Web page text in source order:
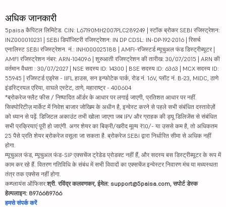
अधिक जानकारी
5paisa कैपिटल लिमिटेड. CIN: L67190MH2007PLC289249 | स्टॉक ब्रोकर SEBI रजिस्ट्रेशन:
INZ000010231 | SEBI डिपॉजिटरी रजिस्ट्रेशन: IN DP CDSL: IN-DP-192-2016 | रिसर्च
एनालिस्ट SEBI रजिस्ट्रेशन. नं.: INH000025188 | AMFI-रजिस्टर्ड म्यूचुअल फंड डिस्ट्रीब्यूटर |
AMFI रजिस्ट्रेशन नंबर: ARN-104096 | शुरुआती रजिस्ट्रेशन की तारीख: 30/07/2015 | ARN की
वर्तमान वैधता : 30/07/2027 | NSE सदस्य ID: 14300 | BSE सदस्य ID: 6363 | MCX सदस्य ID:
55945 | रजिस्टर्ड एड्रेस - IIFL हाउस, सन इन्फोटेक पार्क, रोड नं. 16V, प्लॉट नं. B-23, MIDC, ठाणे
इंडस्ट्रियल एरिया, वाघले एस्टेट, ठाणे, महाराष्ट्र - 400604
*ब्रोकरेज फ्लैट फीस / निष्पादित ऑर्डर के आधार पर लगाई जाएगी, प्रतिशत आधार पर नहीं.
सिक्योरिटीज़ मार्केट में निवेश बाजार जोखिम के अधीन है, इन्वेस्ट करने से पहले सभी संबंधित दस्तावेज़ों
को ध्यान से पढ़ें. डिजिटल अकाउंट तभी खोला जाएगा जब IPV और ग्राहक की ड्यू डिलिजेंस से संबंधित
सभी प्रक्रियाएं पूरी हो जाएंगी. अगर शेयर का बिक्री/खरीद मूल्य ₹10/- या उससे कम है, तो अधिकतम
25 पैसे प्रति शेयर ब्रोकरेज वसूला जा सकता है. ब्रोकरेज SEBI द्वारा निर्धारित सीमा से अधिक नहीं
होगा.
म्यूचुअल फंड, म्यूचुअल फंड-SIP एक्सचेंज ट्रेडेड प्रोडक्ट नहीं हैं, और सदस्य बस डिस्ट्रीब्यूटर के रूप में
काम कर रहे हैं. वितरण गतिविधि के संबंध में सभी विवादों का एक्सचेंज इन्वेस्टर निवारण मंच या मध्यस्थता
तंत्र तक एक्सेस नहीं होगा.
कम्प्लायंस ऑफिसर:श्री. रविंद्र कलवणकर, ईमेल: support@5paisa.com, सपोर्ट डेस्क
हेल्पलाइन: 8976689766
हमसे संपर्क करें